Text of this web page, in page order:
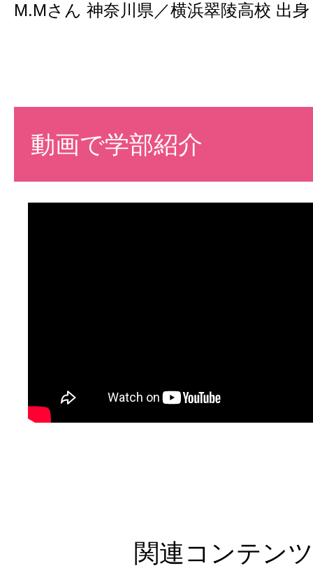
M.Mさん 神奈川県／横浜翠陵高校 出身
動画で学部紹介
関連コンテンツ